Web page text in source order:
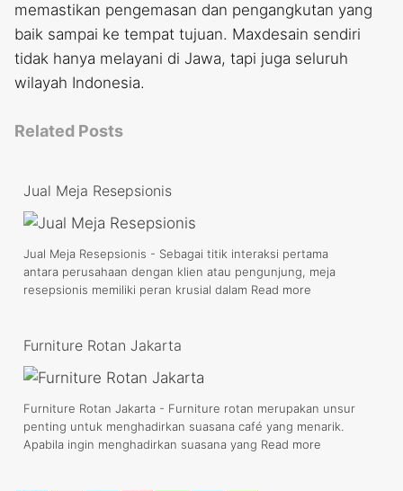
memastikan pengemasan dan pengangkutan yang
baik sampai ke tempat tujuan. Maxdesain sendiri
tidak hanya melayani di Jawa, tapi juga seluruh
wilayah Indonesia.
Related Posts
Jual Meja Resepsionis
Jual Meja Resepsionis - Sebagai titik interaksi pertama
antara perusahaan dengan klien atau pengunjung, meja
resepsionis memiliki peran krusial dalam Read more
Furniture Rotan Jakarta
Furniture Rotan Jakarta - Furniture rotan merupakan unsur
penting untuk menghadirkan suasana café yang menarik.
Apabila ingin menghadirkan suasana yang Read more